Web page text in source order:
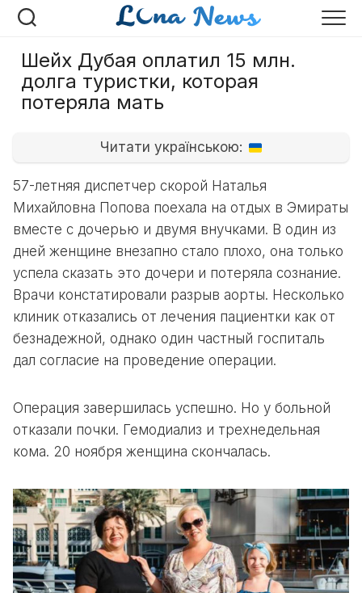
Перейти
Шейх Дубая оплатил 15 млн.
долга туристки, которая
потеряла мать
Читати українською:
57-летняя диспетчер скорой Наталья
Михайловна Попова поехала на отдых в Эмираты
вместе с дочерью и двумя внучками. В один из
дней женщине внезапно стало плохо, она только
успела сказать это дочери и потеряла сознание.
Врачи констатировали разрыв аорты. Несколько
клиник отказались от лечения пациентки как от
безнадежной, однако один частный госпиталь
дал согласие на проведение операции.
Операция завершилась успешно. Но у больной
отказали почки. Гемодиализ и трехнедельная
кома. 20 ноября женщина скончалась.